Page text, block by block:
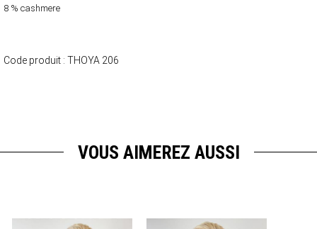
8 % cashmere
Code produit : THOYA 206
VOUS AIMEREZ AUSSI